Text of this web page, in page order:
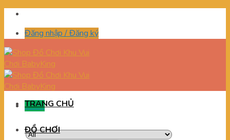
Skip
contentĐăng nhập / Đăng ký
Menu
TRANG CHỦ
ĐỒ CHƠI